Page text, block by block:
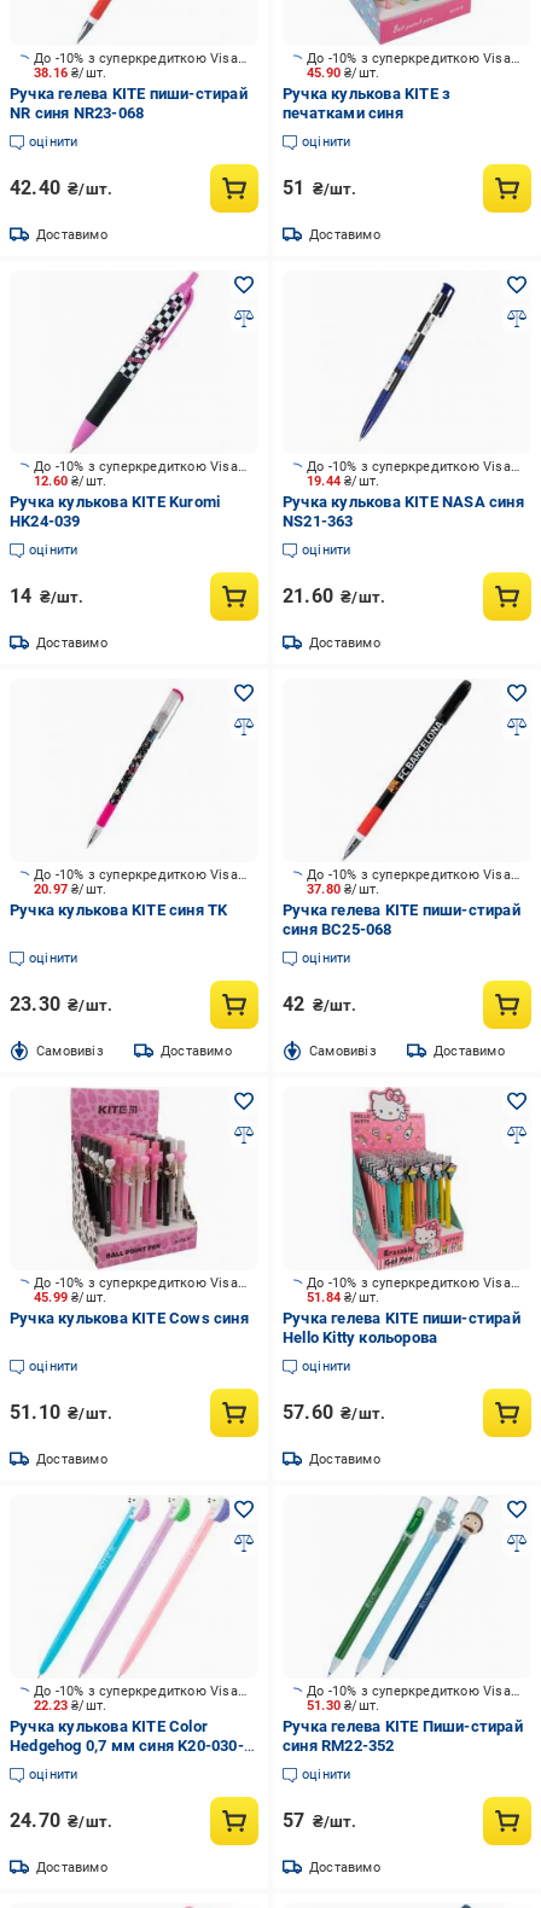
38.16₴/шт.
До -10% з суперкредиткою Visa Вигода
Ручка гелева KITE пиши-стирай
NR синя NR23-068
оцінити
42.40 ₴/шт.
Доставимо
45.90₴/шт.
До -10% з суперкредиткою Visa Вигода
Ручка кулькова KITE з
печатками синя
оцінити
51 ₴/шт.
Доставимо
12.60₴/шт.
До -10% з суперкредиткою Visa Вигода
Ручка кулькова KITE Kuromi
HK24-039
оцінити
14 ₴/шт.
Доставимо
19.44₴/шт.
До -10% з суперкредиткою Visa Вигода
Ручка кулькова KITE NASA синя
NS21-363
оцінити
21.60 ₴/шт.
Доставимо
20.97₴/шт.
До -10% з суперкредиткою Visa Вигода
Ручка кулькова KITE синя TK
оцінити
23.30 ₴/шт.
Cамовивіз Доставимо
37.80₴/шт.
До -10% з суперкредиткою Visa Вигода
Ручка гелева KITE пиши-стирай
синя BC25-068
оцінити
42 ₴/шт.
Cамовивіз Доставимо
45.99₴/шт.
До -10% з суперкредиткою Visa Вигода
Ручка кулькова KITE Cows синя
оцінити
51.10 ₴/шт.
Доставимо
51.84₴/шт.
До -10% з суперкредиткою Visa Вигода
Ручка гелева KITE пиши-стирай
Hello Kitty кольорова
оцінити
57.60 ₴/шт.
Доставимо
22.23₴/шт.
До -10% з суперкредиткою Visa Вигода
Ручка кулькова KITE Color
Hedgehog 0,7 мм синя K20-030-
03
оцінити
24.70 ₴/шт.
Доставимо
51.30₴/шт.
До -10% з суперкредиткою Visa Вигода
Ручка гелева KITE Пиши-стирай
синя RM22-352
оцінити
57 ₴/шт.
Доставимо